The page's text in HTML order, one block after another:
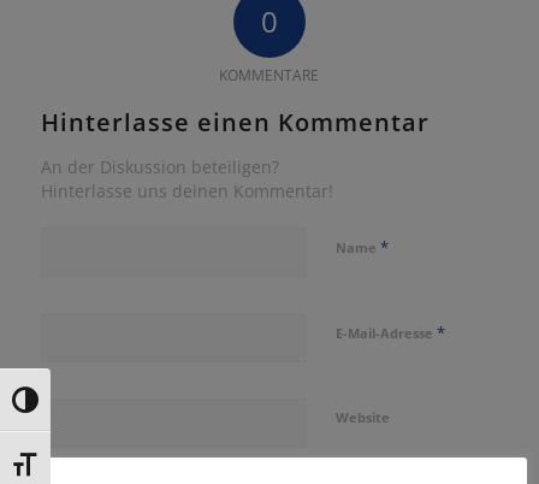
Umschalten auf hohe Kontraste
Schrift vergrößern
0
KOMMENTARE
Hinterlasse einen Kommentar
An der Diskussion beteiligen?
Hinterlasse uns deinen Kommentar!
Name *
E-Mail-Adresse *
Website